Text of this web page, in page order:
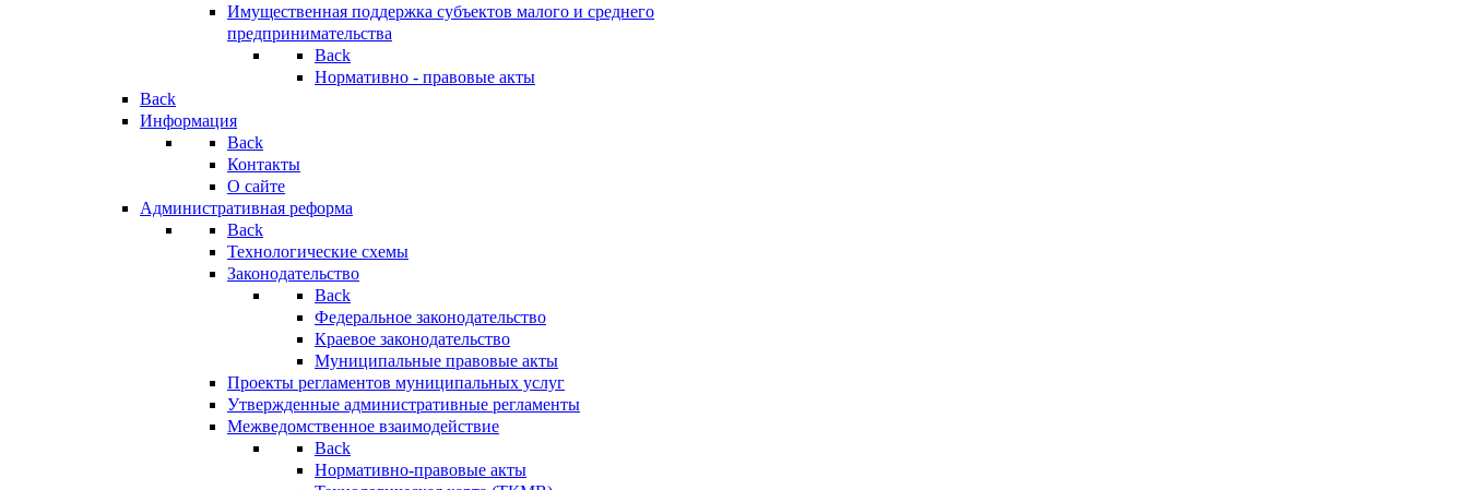
Имущественная поддержка субъектов малого и среднего
предпринимательства
Back
Нормативно - правовые акты
Back
Информация
Back
Контакты
О сайте
Административная реформа
Back
Технологические схемы
Законодательство
Back
Федеральное законодательство
Краевое законодательство
Муниципальные правовые акты
Проекты регламентов муниципальных услуг
Утвержденные административные регламенты
Межведомственное взаимодействие
Back
Нормативно-правовые акты